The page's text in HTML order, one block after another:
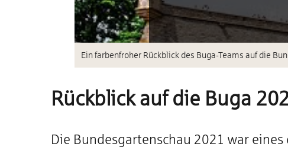
Ein farbenfroher Rückblick des Buga-Teams auf die
Rückblick auf die Buga
Die Bundesgartenschau 2021 war